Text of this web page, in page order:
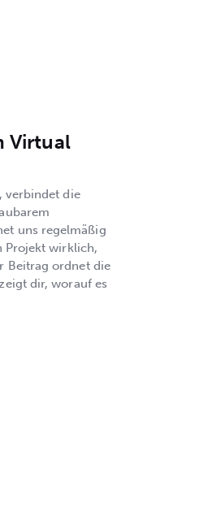
Virtual
verbindet die
uns regelmäßig
Projekt wirklich,
Beitrag ordnet die
dir, worauf es